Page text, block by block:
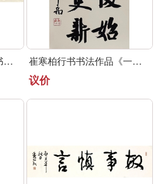
赵立志六尺对开大字榜书作品《永受嘉福》 崔寒柏行书书法作品《一元复始》可定制
议价